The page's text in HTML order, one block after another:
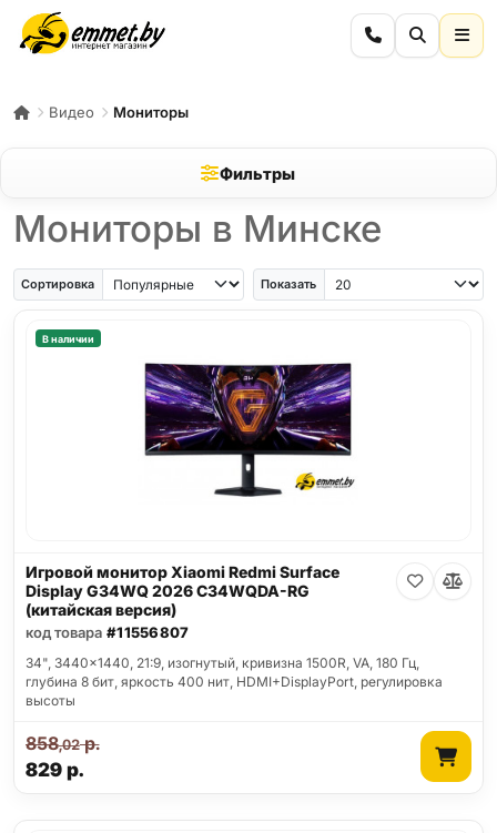
Видео Мониторы
Фильтры
Мониторы в Минске
Сортировка Показать
В наличии
Игровой монитор Xiaomi Redmi Surface
Display G34WQ 2026 C34WQDA-RG
(китайская версия)
код товара #11556807
34", 3440x1440, 21:9, изогнутый, кривизна 1500R, VA, 180 Гц,
глубина 8 бит, яркость 400 нит, HDMI+DisplayPort, регулировка
высоты
829р.
858,02р.